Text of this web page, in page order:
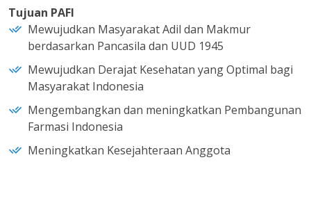
Tujuan PAFI
Mewujudkan Masyarakat Adil dan Makmur
berdasarkan Pancasila dan UUD 1945
Mewujudkan Derajat Kesehatan yang Optimal bagi
Masyarakat Indonesia
Mengembangkan dan meningkatkan Pembangunan
Farmasi Indonesia
Meningkatkan Kesejahteraan Anggota